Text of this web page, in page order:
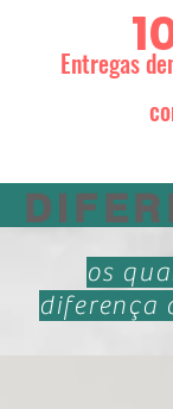
Entregas
os
diferença